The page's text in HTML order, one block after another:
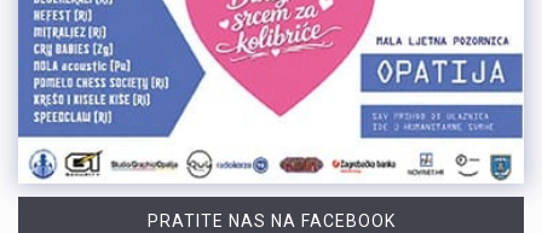
PRATITE NAS NA FACEBOOK